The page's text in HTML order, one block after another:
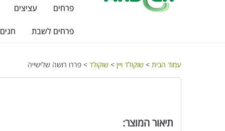
פרחים עציצים
פרחים לשבת חגים
עמוד הבית > שוקולד ויין > שוקולד > פררו רושה שלישייה
תיאור המוצר: